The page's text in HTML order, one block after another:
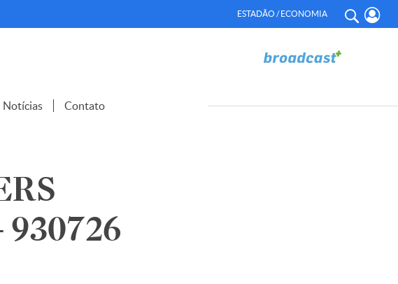
ESTADÃO / ECONOMIA
Notícias Contato
930726